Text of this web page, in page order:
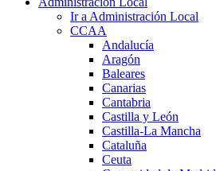
Ir a Administración Local
CCAA
Andalucía
Aragón
Baleares
Canarias
Cantabria
Castilla y León
Castilla-La Mancha
Cataluña
Ceuta